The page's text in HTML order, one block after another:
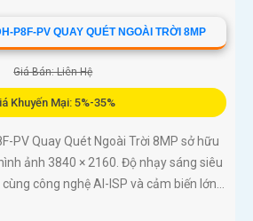
P8F-PV QUAY QUÉT NGOÀI TRỜI 8MP
Giá Bán: Liên Hệ
Khuyến Mại: 5%-35%
PV Quay Quét Ngoài Trời 8MP sở hữu
ảnh 3840 × 2160. Độ nhạy sáng siêu
công nghệ AI-ISP và cảm biến lớn...